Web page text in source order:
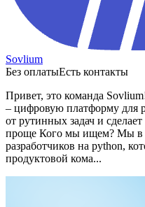
Sovlium
Без оплатыЕсть контакты
Привет, это команда
– цифровую платформу для
от рутинных задач и
проще Кого мы ищем? Мы в
разработчиков на python,
продуктовой кома...